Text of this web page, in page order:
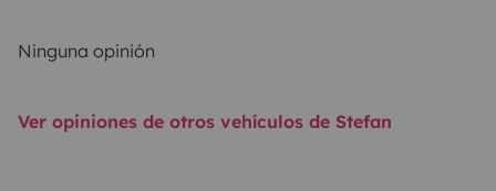
Ninguna opinión
Ver opiniones de otros vehículos de Stefan